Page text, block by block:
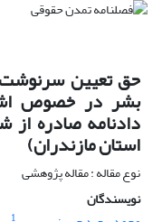
حق تعیین سرنوشت
بشر در خصوص
دادنامه صادره
استان مازندران)
نوع مقاله : مقاله پژوهشی
نویسندگان